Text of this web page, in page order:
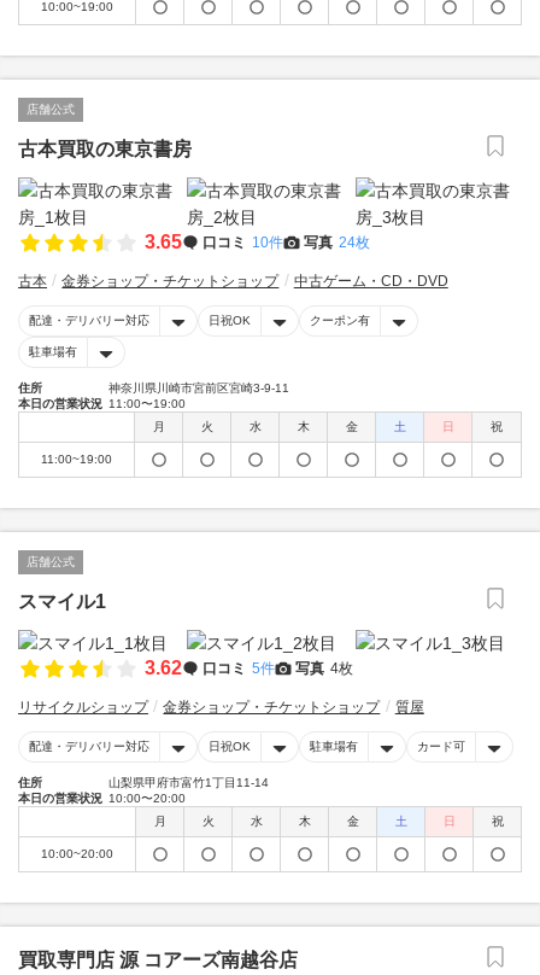
10:00~19:00
店舗公式
古本買取の東京書房
3.65 口コミ 10件 写真 24枚
古本 金券ショップ・チケットショップ 中古ゲーム・CD・DVD
配達・デリバリー対応 日祝OK クーポン有
駐車場有
住所
神奈川県川崎市宮前区宮崎3-9-11
本日の営業状況 11:00〜19:00
月
火 水 木 金 土 日 祝
11:00~19:00
店舗公式
スマイル1
3.62 口コミ 5件 写真 4枚
リサイクルショップ 金券ショップ・チケットショップ 質屋
配達・デリバリー対応 日祝OK 駐車場有 カード可
住所
山梨県甲府市富竹1丁目11-14
本日の営業状況 10:00〜20:00
月
火 水 木 金 土 日 祝
10:00~20:00
買取専門店 源 コアーズ南越谷店